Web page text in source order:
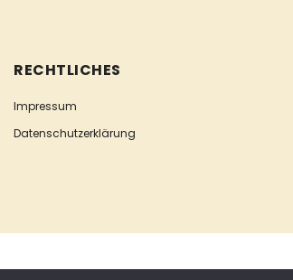
RECHTLICHES
Impressum
Datenschutzerklärung